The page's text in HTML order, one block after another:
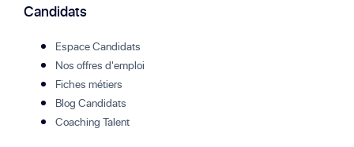
Candidats
Espace Candidats
Nos offres d'emploi
Fiches métiers
Blog Candidats
Coaching Talent